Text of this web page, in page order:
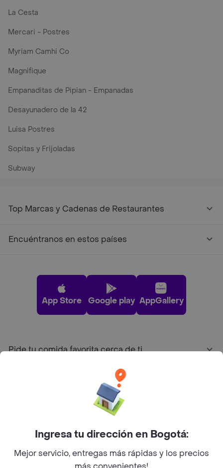
La Cesta
Mercari - Postres
Myriam Camhi Co
Magnifique
Empanaditas de Pipian - Empanadas
Desayunadero de la 42
Luisa Postres
Sopitas y Frijoladas
Subway
Top Marcas y Cadenas de Restaurantes
Encuéntranos en estos países
App Store Google play AppGallery
Pide tu comida favorita cerca de ti
Sobre RappiIngresa tu dirección en Bogotá:
Mejor servicio, entregas más rápidas y los precios